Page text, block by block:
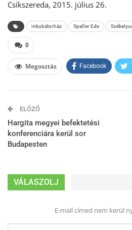
Csíkszereda, 2015. július 26.
inkubátorház Spaller Ede
0
Megosztás Facebook
ELŐZŐ
Hargita megyei befektetési
konferenciára kerül sor
Budapesten
VÁLASZOLJ
E-mail címed nem kerül